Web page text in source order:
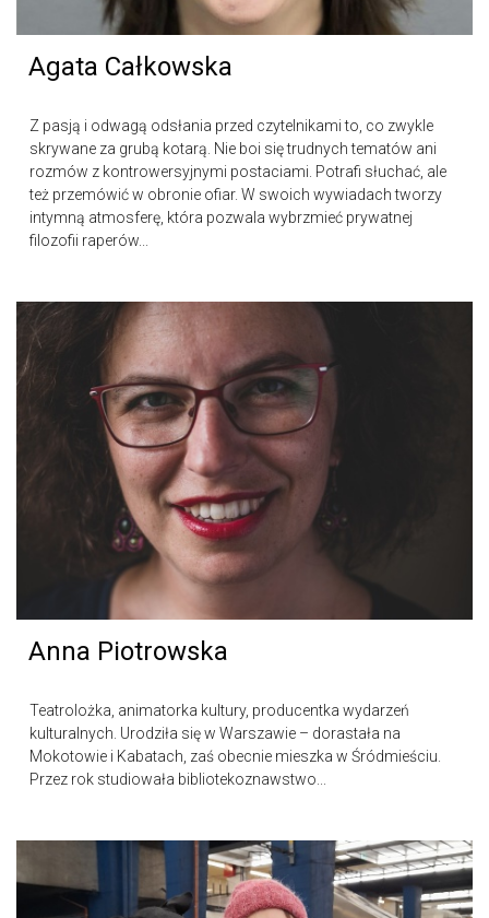
Agata Całkowska
Z pasją i odwagą odsłania przed czytelnikami to, co zwykle
skrywane za grubą kotarą. Nie boi się trudnych tematów ani
rozmów z kontrowersyjnymi postaciami. Potrafi słuchać, ale
też przemówić w obronie ofiar. W swoich wywiadach tworzy
intymną atmosferę, która pozwala wybrzmieć prywatnej
filozofii raperów...
Anna Piotrowska
Teatrolożka, animatorka kultury, producentka wydarzeń
kulturalnych. Urodziła się w Warszawie – dorastała na
Mokotowie i Kabatach, zaś obecnie mieszka w Śródmieściu.
Przez rok studiowała bibliotekoznawstwo...